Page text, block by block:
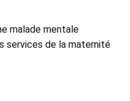
malade mentale
services de la maternité